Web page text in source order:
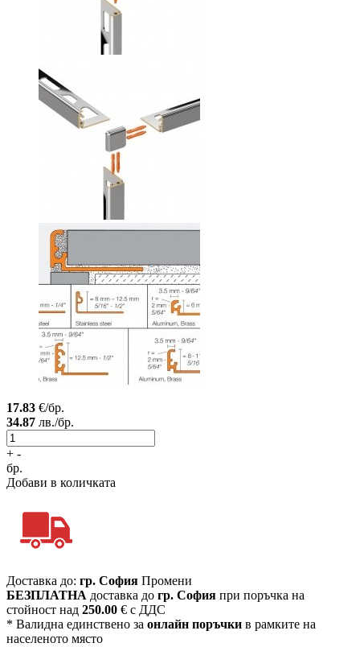
17.83 €/бр.
34.87 лв./бр.
+ -
бр.
Добави в количката
Доставка до: гр. София Промени
БЕЗПЛАТНА доставка до гр. София при поръчка на
стойност над 250.00 € с ДДС
* Валидна единствено за онлайн поръчки в рамките на
населеното място